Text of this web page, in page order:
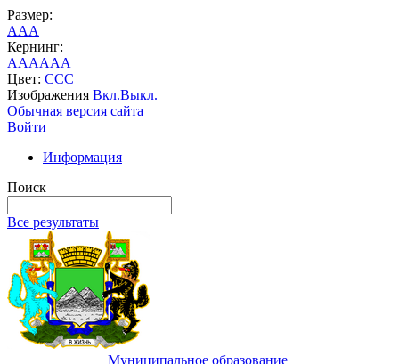
Размер:
AAA
Кернинг:
AAAAAA
Цвет: CCC
Изображения Вкл.Выкл.
Обычная версия сайта
Войти
Информация
Поиск
Все результаты
Муниципальное образование